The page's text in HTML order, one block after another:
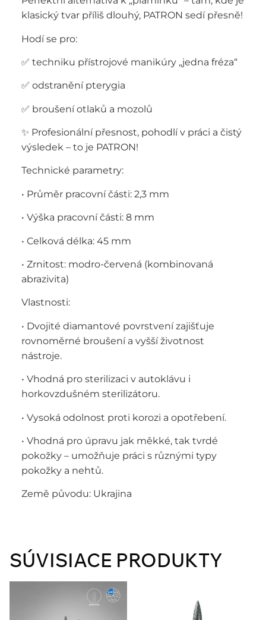
klasický tvar příliš dlouhý, PATRON sedí přesně!
Hodí se pro:
✅ techniku přístrojové manikúry „jedna fréza“
✅ odstranění pterygia
✅ broušení otlaků a mozolů
✨ Profesionální přesnost, pohodlí v práci a čistý
výsledek – to je PATRON!
Technické parametry:
• Průměr pracovní části: 2,3 mm
• Výška pracovní části: 8 mm
• Celková délka: 45 mm
• Zrnitost: modro-červená (kombinovaná
abrazivita)
Vlastnosti:
• Dvojité diamantové povrstvení zajišťuje
rovnoměrné broušení a vyšší životnost
nástroje.
• Vhodná pro sterilizaci v autoklávu i
horkovzdušném sterilizátoru.
• Vysoká odolnost proti korozi a opotřebení.
• Vhodná pro úpravu jak měkké, tak tvrdé
pokožky – umožňuje práci s různými typy
pokožky a nehtů.
Země původu: Ukrajina
SÚVISIACE PRODUKTY